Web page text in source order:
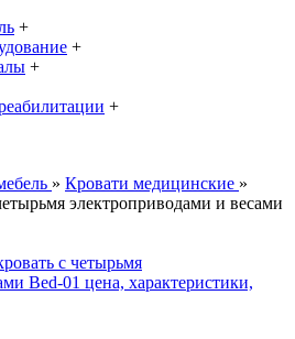
+
+
+
+
» Кровати медицинские »
электроприводами и весами